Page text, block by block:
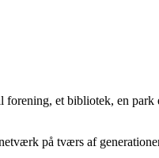
et bibliotek, en
på tværs af